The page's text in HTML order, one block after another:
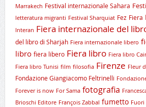
Marrakech Festival internazionale Sahara
letteratura migranti Festival Sharquiat Fez Fiera
Interan Fiera internazionale del
del libro di Sharjah Fiera internazionale libero
libro fiera libero Fiera libro Fiera libro
Fiera libro Tunisi film filosofia Firenze Fleur
Fondazione Giangiacomo Feltrinelli
Forever is now For Sama fotografia
Brioschi Editore François Zabbal fumetto Fuori